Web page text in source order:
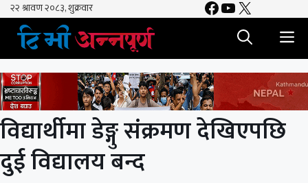
Skip
content
Facebook
YouTube
X
विद्यार्थीमा डेङ्गु संक्रमण देखिएपछि
दुई विद्यालय बन्द